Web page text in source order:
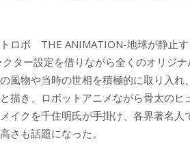
ロボ THE ANIMATION-地球が静止
ター設定を借りながら全くのオリジ
物や当時の世相を積極的に取り入れ
描き、ロボットアニメながら骨太のヒ
イクを千住明氏が手掛け、各界著名人
さも話題になった。